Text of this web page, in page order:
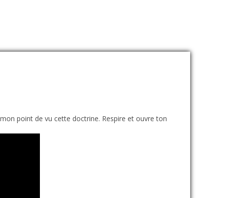
point de vu cette doctrine. Respire et ouvre ton